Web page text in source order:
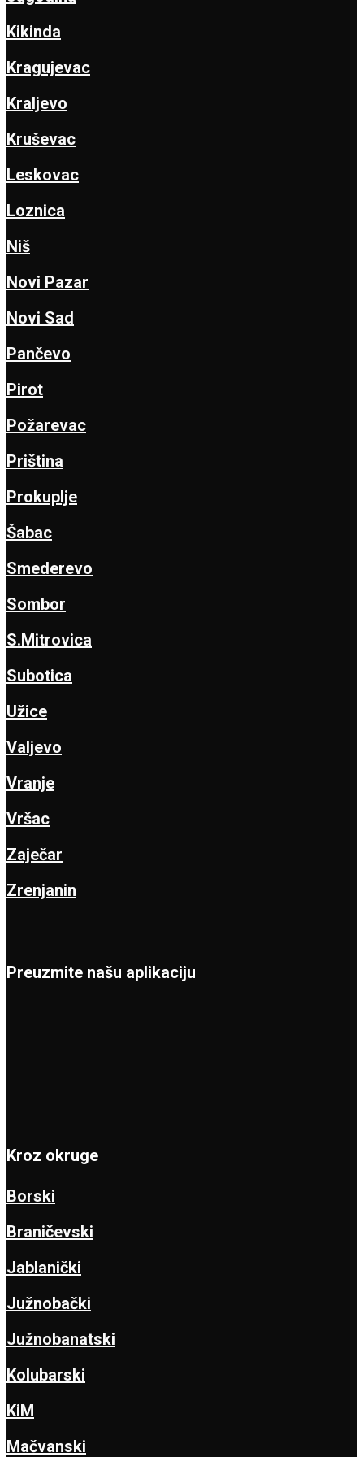
Kikinda
Kragujevac
Kraljevo
Kruševac
Leskovac
Loznica
Niš
Novi Pazar
Novi Sad
Pančevo
Pirot
Požarevac
Priština
Prokuplje
Šabac
Smederevo
Sombor
S.Mitrovica
Subotica
Užice
Valjevo
Vranje
Vršac
Zaječar
Zrenjanin
Preuzmite našu aplikaciju
Kroz okruge
Borski
Braničevski
Jablanički
Južnobački
Južnobanatski
Kolubarski
KiM
Mačvanski